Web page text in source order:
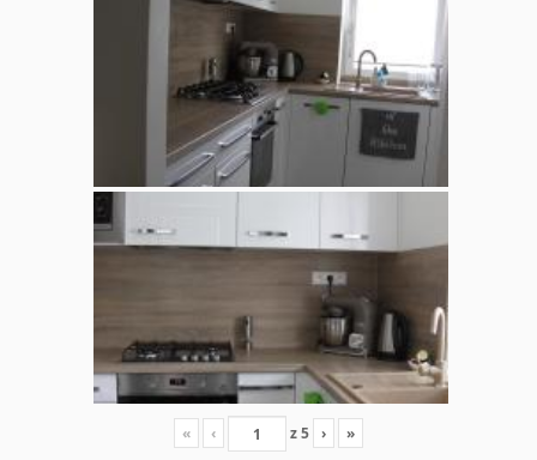
« ‹ z5 › »